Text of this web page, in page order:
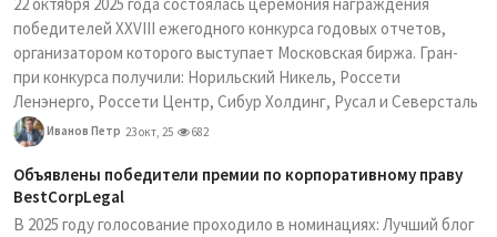
победителей XXVIII ежегодного конкурса годовых отчетов,
организатором которого выступает Московская биржа. Гран-
при конкурса получили: Норильский Никель, Россети
Ленэнерго, Россети Центр, Сибур Холдинг, Русал и Северсталь
Иванов Петр 23 окт, 25 682
Объявлены победители премии по корпоративному праву
BestCorpLegal
В 2025 году голосование проходило в номинациях: Лучший блог